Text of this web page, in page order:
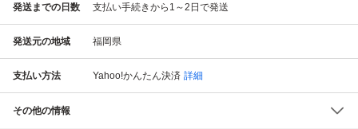
発送までの日数 支払い手続きから1～2日で発送
発送元の地域 福岡県
支払い方法 Yahoo!かんたん決済 詳細
その他の情報